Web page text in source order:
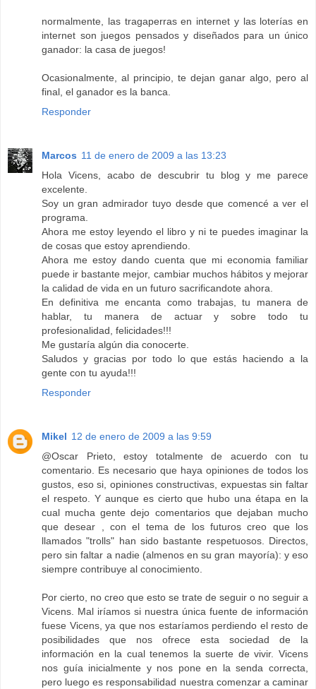
normalmente, las tragaperras en internet y las loterías en
internet son juegos pensados y diseñados para un único
ganador: la casa de juegos!
Ocasionalmente, al principio, te dejan ganar algo, pero al
final, el ganador es la banca.
Responder
Marcos 11 de enero de 2009 a las 13:23
Hola Vicens, acabo de descubrir tu blog y me parece
excelente.
Soy un gran admirador tuyo desde que comencé a ver el
programa.
Ahora me estoy leyendo el libro y ni te puedes imaginar la
de cosas que estoy aprendiendo.
Ahora me estoy dando cuenta que mi economia familiar
puede ir bastante mejor, cambiar muchos hábitos y mejorar
la calidad de vida en un futuro sacrificandote ahora.
En definitiva me encanta como trabajas, tu manera de
hablar, tu manera de actuar y sobre todo tu
profesionalidad, felicidades!!!
Me gustaría algún dia conocerte.
Saludos y gracias por todo lo que estás haciendo a la
gente con tu ayuda!!!
Responder
Mikel 12 de enero de 2009 a las 9:59
@Oscar Prieto, estoy totalmente de acuerdo con tu
comentario. Es necesario que haya opiniones de todos los
gustos, eso si, opiniones constructivas, expuestas sin faltar
el respeto. Y aunque es cierto que hubo una étapa en la
cual mucha gente dejo comentarios que dejaban mucho
que desear , con el tema de los futuros creo que los
llamados "trolls" han sido bastante respetuosos. Directos,
pero sin faltar a nadie (almenos en su gran mayoría): y eso
siempre contribuye al conocimiento.
Por cierto, no creo que esto se trate de seguir o no seguir a
Vicens. Mal iríamos si nuestra única fuente de información
fuese Vicens, ya que nos estaríamos perdiendo el resto de
posibilidades que nos ofrece esta sociedad de la
información en la cual tenemos la suerte de vivir. Vicens
nos guía inicialmente y nos pone en la senda correcta,
pero luego es responsabilidad nuestra comenzar a caminar